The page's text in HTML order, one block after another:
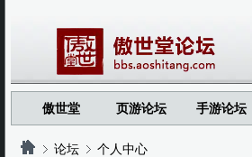
傲世堂 页游论坛 手游论坛
论坛 个人中心